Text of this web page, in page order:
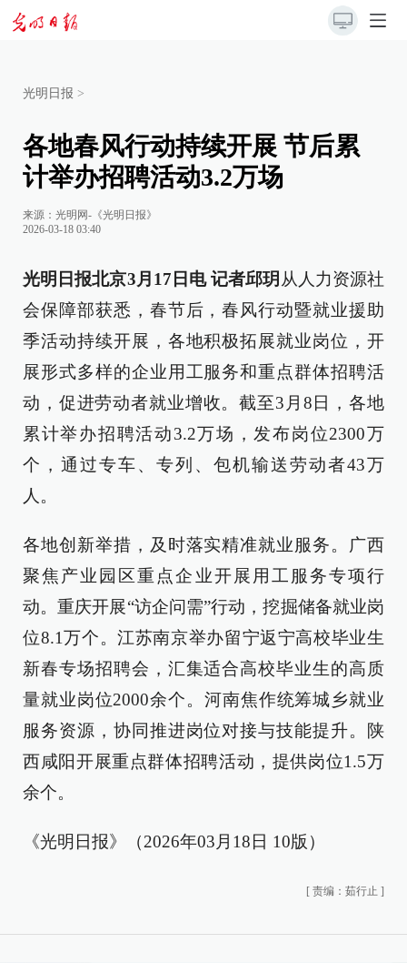
光明日报 >
各地春风行动持续开展 节后累
计举办招聘活动3.2万场
来源： 光明网-《光明日报》
2026-03-18 03:40
光明日报北京3月17日电 记者邱玥 从人力资源社
会保障部获悉，春节后，春风行动暨就业援助
季活动持续开展，各地积极拓展就业岗位，开
展形式多样的企业用工服务和重点群体招聘活
动，促进劳动者就业增收。截至3月8日，各地
累计举办招聘活动3.2万场，发布岗位2300万
个，通过专车、专列、包机输送劳动者43万
人。
各地创新举措，及时落实精准就业服务。广西
聚焦产业园区重点企业开展用工服务专项行
动。重庆开展“访企问需”行动，挖掘储备就业岗
位8.1万个。江苏南京举办留宁返宁高校毕业生
新春专场招聘会，汇集适合高校毕业生的高质
量就业岗位2000余个。河南焦作统筹城乡就业
服务资源，协同推进岗位对接与技能提升。陕
西咸阳开展重点群体招聘活动，提供岗位1.5万
余个。
《光明日报》（2026年03月18日 10版）
[ 责编：茹行止 ]